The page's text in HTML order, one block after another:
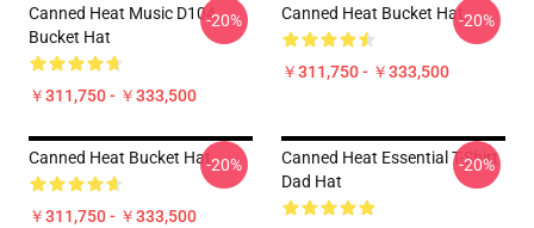
Canned Heat Music D104
Bucket Hat
￥311,750 - ￥333,500
-20% Canned Heat Bucket Hat
￥311,750 - ￥333,500
-20%
Canned Heat Bucket Hat
￥311,750 - ￥333,500
-20%
Canned Heat Essential T-Shirt
Dad Hat
-20%